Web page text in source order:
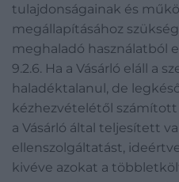
tulajdonságainak és
megállapításához
meghaladó használatból
9.2.6. Ha a Vásárló eláll a
haladéktalanul, de
kézhezvételétől
a Vásárló által teljesített
ellenszolgáltatást,
kivéve azokat a